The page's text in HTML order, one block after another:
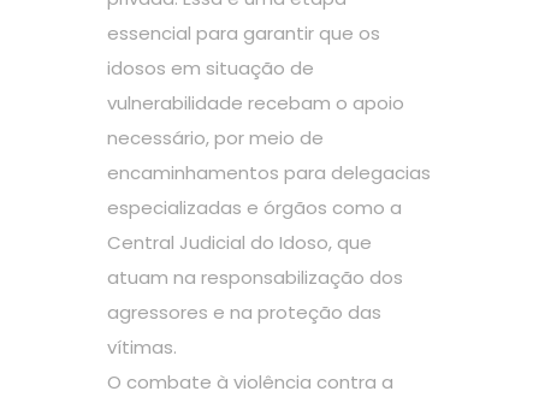
essencial para garantir que os
idosos em situação de
vulnerabilidade recebam o apoio
necessário, por meio de
encaminhamentos para delegacias
especializadas e órgãos como a
Central Judicial do Idoso, que
atuam na responsabilização dos
agressores e na proteção das
vítimas.
O combate à violência contra a